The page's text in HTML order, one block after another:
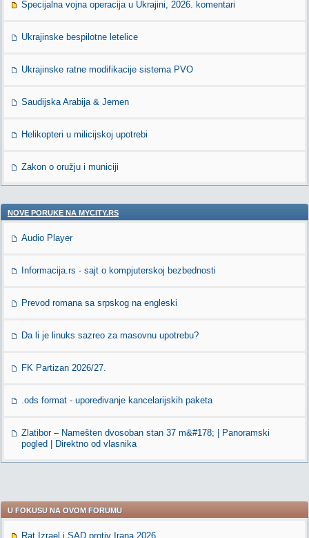
Specijalna vojna operacija u Ukrajini, 2026. komentari
Ukrajinske bespilotne letelice
Ukrajinske ratne modifikacije sistema PVO
Saudijska Arabija & Jemen
Helikopteri u milicijskoj upotrebi
Zakon o oružju i municiji
NOVE PORUKE NA MYCITY.RS
Audio Player
Informacija.rs - sajt o kompjuterskoj bezbednosti
Prevod romana sa srpskog na engleski
Da li je linuks sazreo za masovnu upotrebu?
FK Partizan 2026/27.
.ods format - upoređivanje kancelarijskih paketa
Zlatibor – Namešten dvosoban stan 37 m&#178; | Panoramski
pogled | Direktno od vlasnika
U FOKUSU NA OVOM FORUMU
Rat Izrael i SAD protiv Irana 2026